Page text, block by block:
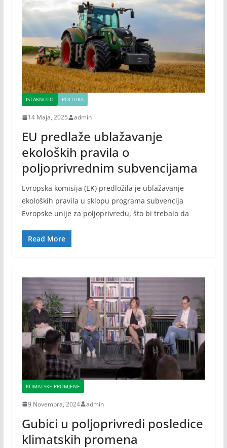
ISTAKNUTO POLITIKA
14 Maja, 2025 admin
EU predlaže ublažavanje
ekoloških pravila o
poljoprivrednim subvencijama
Evropska komisija (EK) predložila je ublažavanje
ekoloških pravila u sklopu programa subvencija
Evropske unije za poljoprivredu, što bi trebalo da
Read More
KLIMATSKE PROMJENE
9 Novembra, 2024 admin
Gubici u poljoprivredi posledice
klimatskih promena